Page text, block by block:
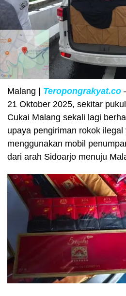
Malang | Teropongrakyat.co
21 Oktober 2025, sekitar
Cukai Malang sekali lagi
upaya pengiriman rokok ilegal
menggunakan mobil
dari arah Sidoarjo menuju